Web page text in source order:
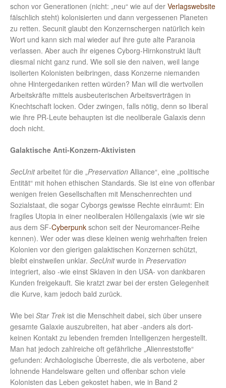
schon vor Generationen (nicht: „neu“ wie auf der Verlagswebsite
fälschlich steht) kolonisierten und dann vergessenen Planeten
zu retten. Secunit glaubt den Konzernschergen natürlich kein
Wort und kann sich mal wieder auf ihre gute alte Paranoia
verlassen. Aber auch ihr eigenes Cyborg-Hirnkonstrukt läuft
diesmal nicht ganz rund. Wie soll sie den naiven, weil lange
isolierten Kolonisten beibringen, dass Konzerne niemanden
ohne Hintergedanken retten würden? Man will die wertvollen
Arbeitskräfte mittels ausbeuterischen Arbeitsverträgen in
Knechtschaft locken. Oder zwingen, falls nötig, denn so liberal
wie ihre PR-Leute behaupten ist die neoliberale Galaxis denn
doch nicht.
Galaktische Anti-Konzern-Aktivisten
SecUnitarbeitet für die „Preservation Alliance“, eine „politische
Entität“ mit hohen ethischen Standards. Sie ist eine von offenbar
wenigen freien Gesellschaften mit Menschenrechten und
Sozialstaat, die sogar Cyborgs gewisse Rechte einräumt: Ein
fragiles Utopia in einer neoliberalen Höllengalaxis (wie wir sie
aus dem SF-Cyberpunk schon seit der Neuromancer-Reihe
kennen). Wer oder was diese kleinen wenig wehrhaften freien
Kolonien vor den gierigen galaktischen Konzernen schützt,
bleibt einstweilen unklar. SecUnitwurde in Preservation
integriert, also -wie einst Sklaven in den USA- von dankbaren
Kunden freigekauft. Sie kratzt zwar bei der ersten Gelegenheit
die Kurve, kam jedoch bald zurück.
Wie bei Star Trek ist die Menschheit dabei, sich über unsere
gesamte Galaxie auszubreiten, hat aber -anders als dort-
keinen Kontakt zu lebenden fremden Intelligenzen hergestellt.
Man hat jedoch zahlreiche oft gefährliche „Alienreststoffe“
gefunden: Archäologische Überreste, die als verbotene, aber
lohnende Handelsware gelten und offenbar schon viele
Kolonisten das Leben gekostet haben, wie in Band 2